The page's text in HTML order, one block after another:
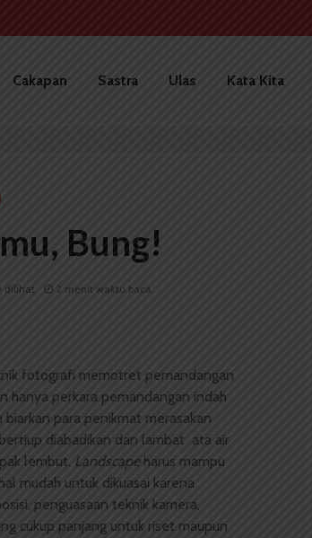
Cakapan Sastra Ulas Kata Kita
Bung!
dilihat 2 menit waktu baca
fotografi memotret pemandangan
hanya perkara pemandangan indah
para penikmat merasakan
diabadikan dan lambat ata air
lembut. Landscape harus mampu
mudah untuk dikuasai karena
penguasaan teknik kamera,
cukup panjang untuk riset maupun